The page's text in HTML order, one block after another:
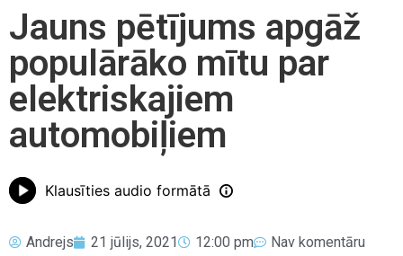
Jauns pētījums apgāž
populārāko mītu par
elektriskajiem
automobiļiem
Klausīties audio formātā
Andrejs 21 jūlijs, 2021 12:00 pm Nav komentāru